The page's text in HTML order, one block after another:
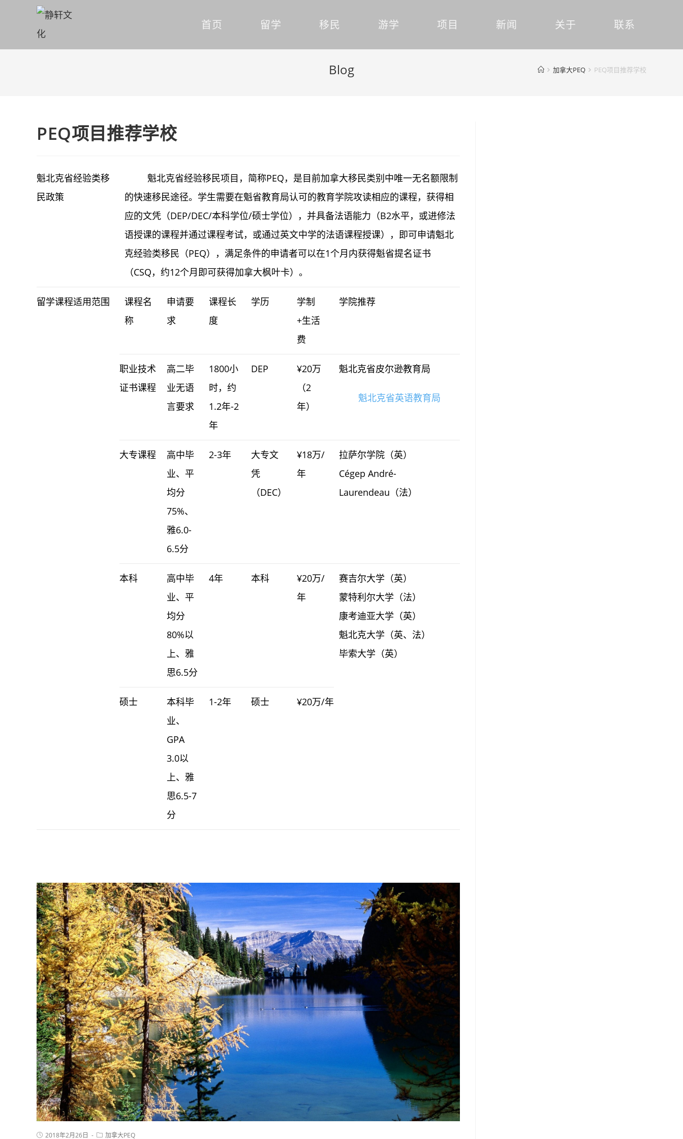
首页 留学 移民 游学 项目 新闻 关于 联系
Blog 加拿大PEQ PEQ项目推荐学校
PEQ项目推荐学校
魁北克省经验类移
民政策
魁北克省经验移民项目，简称PEQ，是目前加拿大移民类别中唯一无名额限制
的快速移民途径。学生需要在魁省教育局认可的教育学院攻读相应的课程，获得相
应的文凭（DEP/DEC/本科学位/硕士学位），并具备法语能力（B2水平，或进修法
语授课的课程并通过课程考试，或通过英文中学的法语课程授课），即可申请魁北
克经验类移民（PEQ），满足条件的申请者可以在1个月内获得魁省提名证书
（CSQ，约12个月即可获得加拿大枫叶卡）。
留学课程适用范围
课程名
称
申请要
求
课程长
度
学历
学制
+生活
费
学院推荐
职业技术
证书课程
高二毕
业无语
言要求
1800小
时，约
1.2年-2
年
DEP
¥20万
（2
年）
魁北克省皮尔逊教育局
魁北克省英语教育局
大专课程
高中毕
业、平
均分
75%、
雅6.0-
6.5分
2-3年
大专文
凭
（DEC）
¥18万/
年
拉萨尔学院（英）
Cégep André-
Laurendeau（法）
本科
高中毕
业、平
均分
80%以
上、雅
思6.5分
4年 本科
¥20万/
年
赛吉尔大学（英）
蒙特利尔大学（法）
康考迪亚大学（英）
魁北克大学（英、法）
毕索大学（英）
硕士
本科毕
业、
GPA
3.0以
上、雅
思6.5-7
分
1-2年 硕士 ¥20万/年
2018年2月26日 加拿大PEQ